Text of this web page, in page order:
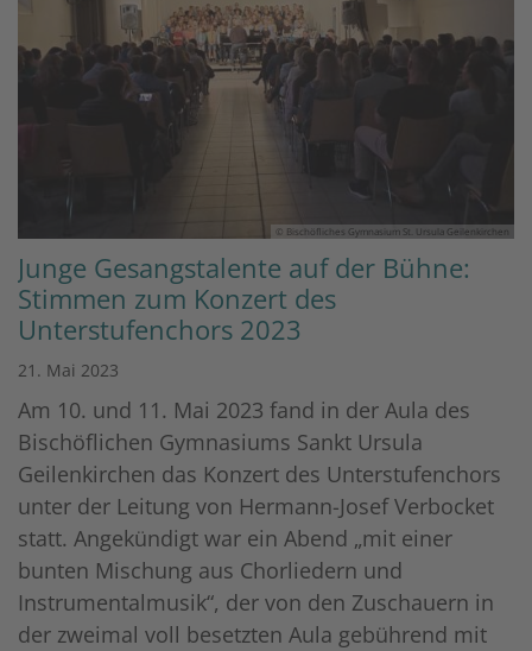
© Bischöfliches Gymnasium St. Ursula Geilenkirchen
Junge Gesangstalente auf der Bühne:
Stimmen zum Konzert des
Unterstufenchors 2023
21. Mai 2023
Am 10. und 11. Mai 2023 fand in der Aula des
Bischöflichen Gymnasiums Sankt Ursula
Geilenkirchen das Konzert des Unterstufenchors
unter der Leitung von Hermann-Josef Verbocket
statt. Angekündigt war ein Abend „mit einer
bunten Mischung aus Chorliedern und
Instrumentalmusik“, der von den Zuschauern in
der zweimal voll besetzten Aula gebührend mit